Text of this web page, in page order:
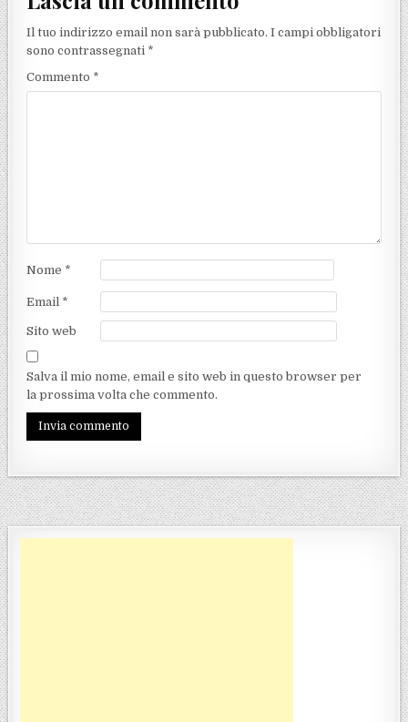
Il tuo indirizzo email non sarà pubblicato. I campi obbligatori
sono contrassegnati *
Commento *
Nome *
Email *
Sito web
Salva il mio nome, email e sito web in questo browser per
la prossima volta che commento.